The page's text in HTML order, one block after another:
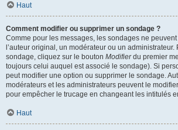
Haut
Comment modifier ou supprimer un sondage ?
Comme pour les messages, les sondages ne
l’auteur original, un modérateur ou un administrateur.
sondage, cliquez sur le bouton Modifierdu premier
toujours celui auquel est associé le sondage). Si
peut modifier une option ou supprimer le sondage.
modérateurs et les administrateurs peuvent le
pour empêcher le trucage en changeant les intitulés
Haut